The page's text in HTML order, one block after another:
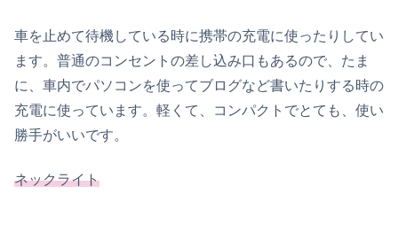
車を止めて待機している時に携帯の充電に使ったりしてい
ます。普通のコンセントの差し込み口もあるので、たま
に、車内でパソコンを使ってブログなど書いたりする時の
充電に使っています。軽くて、コンパクトでとても、使い
勝手がいいです。
ネックライト